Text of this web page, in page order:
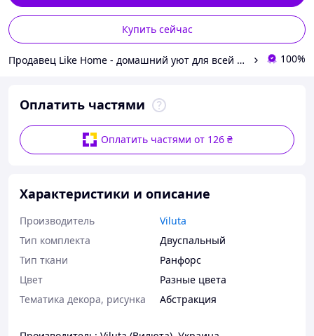
Купить сейчас
Продавец Like Home - домашний уют для всей семьи. Будьте как дома 🤗 100%
Оплатить частями
Оплатить частями от 126 ₴
Характеристики и описание
Производитель
Viluta
Тип комплекта
Двуспальный
Тип ткани
Ранфорс
Цвет
Разные цвета
Тематика декора, рисунка
Абстракция